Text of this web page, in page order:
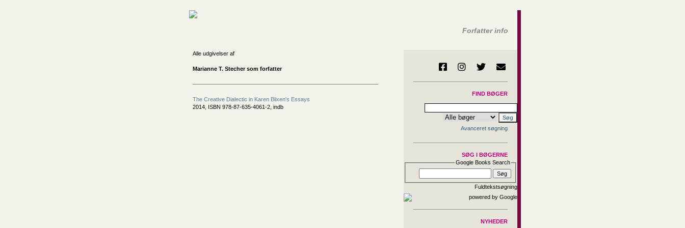
Forfatter info
Alle udgivelser af
Marianne T. Stecher som forfatter
The Creative Dialectic in Karen Blixen's Essays
2014, ISBN 978-87-635-4061-2, indb
FIND BØGER
Avanceret søgning
SØG I BØGERNE
Google Books Search
Fuldtekstsøgning
NYHEDER